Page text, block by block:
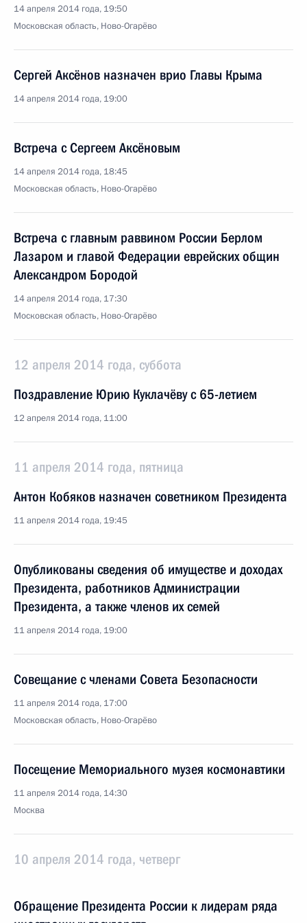
14 апреля 2014 года, 19:50
Московская область, Ново-Огарёво
Сергей Аксёнов назначен врио Главы Крыма
14 апреля 2014 года, 19:00
Встреча с Сергеем Аксёновым
14 апреля 2014 года, 18:45
Московская область, Ново-Огарёво
Встреча с главным раввином России Берлом
Лазаром и главой Федерации еврейских общин
Александром Бородой
14 апреля 2014 года, 17:30
Московская область, Ново-Огарёво
12 апреля 2014 года, суббота
Поздравление Юрию Куклачёву с 65-летием
12 апреля 2014 года, 11:00
11 апреля 2014 года, пятница
Антон Кобяков назначен советником Президента
11 апреля 2014 года, 19:45
Опубликованы сведения об имуществе и доходах
Президента, работников Администрации
Президента, а также членов их семей
11 апреля 2014 года, 19:00
Совещание с членами Совета Безопасности
11 апреля 2014 года, 17:00
Московская область, Ново-Огарёво
Посещение Мемориального музея космонавтики
11 апреля 2014 года, 14:30
Москва
10 апреля 2014 года, четверг
Обращение Президента России к лидерам ряда